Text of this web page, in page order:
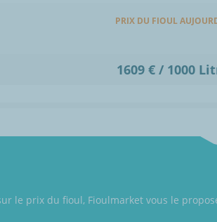
PRIX DU FIOUL
1609 € / 1000
le prix du fioul, Fioulmarket vous le